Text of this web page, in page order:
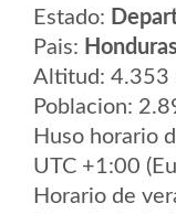
Estado:
Pais: Honduras
Altitud: 4.353
Poblacion:
Huso horario
UTC +1:00
Horario de